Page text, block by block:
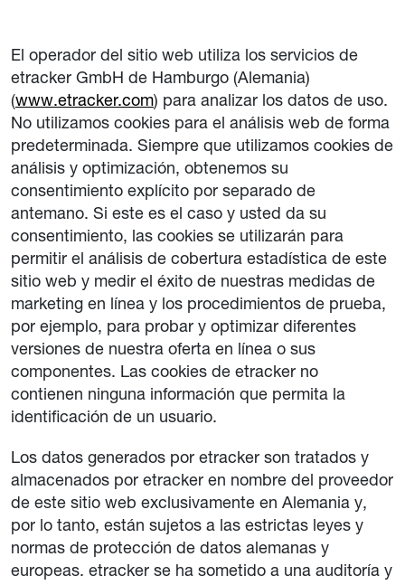
El operador del sitio web utiliza los servicios de
etracker GmbH de Hamburgo (Alemania)
(www.etracker.com) para analizar los datos de uso.
No utilizamos cookies para el análisis web de forma
predeterminada. Siempre que utilizamos cookies de
análisis y optimización, obtenemos su
consentimiento explícito por separado de
antemano. Si este es el caso y usted da su
consentimiento, las cookies se utilizarán para
permitir el análisis de cobertura estadística de este
sitio web y medir el éxito de nuestras medidas de
marketing en línea y los procedimientos de prueba,
por ejemplo, para probar y optimizar diferentes
versiones de nuestra oferta en línea o sus
componentes. Las cookies de etracker no
contienen ninguna información que permita la
identificación de un usuario.
Los datos generados por etracker son tratados y
almacenados por etracker en nombre del proveedor
de este sitio web exclusivamente en Alemania y,
por lo tanto, están sujetos a las estrictas leyes y
normas de protección de datos alemanas y
europeas. etracker se ha sometido a una auditoría y